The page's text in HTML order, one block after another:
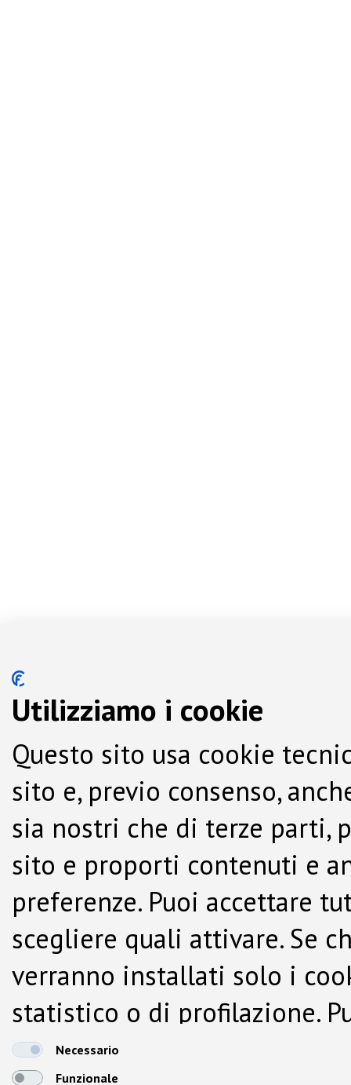
Utilizziamo i cookie
Questo sito usa cookie
sito e, previo consenso,
sia nostri che di terze parti,
sito e proporti contenuti e
preferenze. Puoi accettare
scegliere quali attivare. Se
verranno installati solo i
statistico o di profilazione.
dalla Cookie Policy.
Necessario
Funzionale